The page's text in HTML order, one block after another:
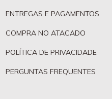
ENTREGAS E PAGAMENTOS
COMPRA NO ATACADO
POLÍTICA DE PRIVACIDADE
PERGUNTAS FREQUENTES